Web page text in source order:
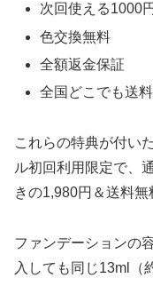
次回使える1000
色交換無料
全額返金保証
全国どこでも送
これらの特典が付い
ル初回利用限定で、
きの1,980円＆送料無
ファンデーションの
入しても同じ13ml（